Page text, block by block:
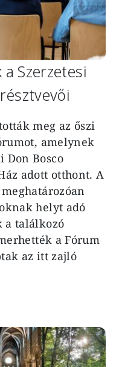
Szerzetesi
meg az őszi
amelynek
Don Bosco
adott otthont. A
helyt adó
a találkozó
a Fórum
az itt zajló